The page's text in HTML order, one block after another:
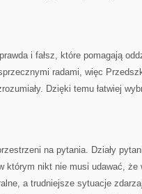
i fałsz, które pomagają
radami, więc
Dzięki temu łatwiej
na pytania. Działy
którym nikt nie musi udawać, że
a trudniejsze sytuacje